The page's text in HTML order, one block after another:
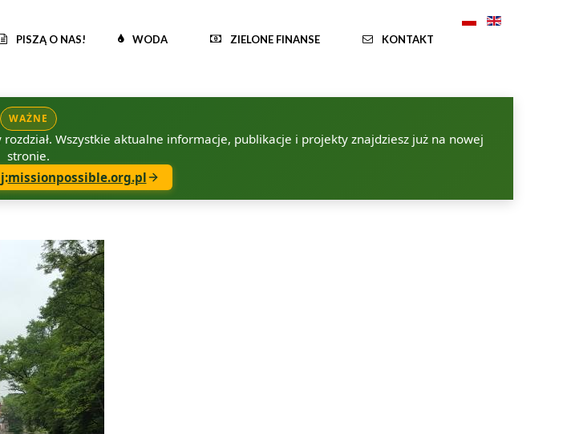
PISZĄ O NAS! WODA ZIELONE FINANSE KONTAKT
WAŻNE
Wszystkie aktualne informacje, publikacje i projekty znajdziesz już na nowej
stronie.
missionpossible.org.pl